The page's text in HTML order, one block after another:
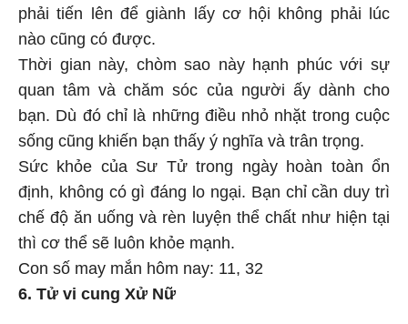
phải tiến lên để giành lấy cơ hội không phải lúc
nào cũng có được.
Thời gian này, chòm sao này hạnh phúc với sự
quan tâm và chăm sóc của người ấy dành cho
bạn. Dù đó chỉ là những điều nhỏ nhặt trong cuộc
sống cũng khiến bạn thấy ý nghĩa và trân trọng.
Sức khỏe của Sư Tử trong ngày hoàn toàn ổn
định, không có gì đáng lo ngại. Bạn chỉ cần duy trì
chế độ ăn uống và rèn luyện thể chất như hiện tại
thì cơ thể sẽ luôn khỏe mạnh.
Con số may mắn hôm nay: 11, 32
6. Tử vi cung Xử Nữ